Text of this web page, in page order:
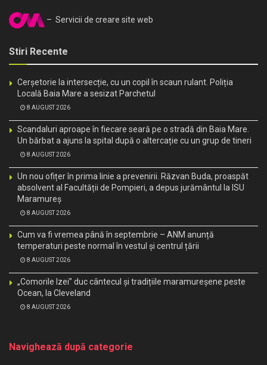
– Servicii de creare site web
Stiri Recente
Cerșetorie la intersecție, cu un copil în scaun rulant. Poliția
Locală Baia Mare a sesizat Parchetul
8 AUGUST 2026
Scandaluri aproape în fiecare seară pe o stradă din Baia Mare.
Un bărbat a ajuns la spital după o altercație cu un grup de tineri
8 AUGUST 2026
Un nou ofițer în prima linie a prevenirii. Răzvan Buda, proaspăt
absolvent al Facultății de Pompieri, a depus jurământul la ISU
Maramureș
8 AUGUST 2026
Cum va fi vremea până în septembrie – ANM anunță
temperaturi peste normal în vestul și centrul țării
8 AUGUST 2026
„Comorile Izei” duc cântecul și tradițiile maramureșene peste
Ocean, la Cleveland
8 AUGUST 2026
Navighează după categorie